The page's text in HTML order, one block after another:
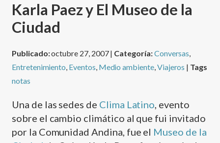
Karla Paez y El Museo de la
Ciudad
Publicado:octubre 27, 2007 | Categoría:Conversas
Entretenimiento Eventos Medio ambiente, Viajeros | Tags
notas
Una de las sedes de Clima Latino , evento
sobre el cambio climático al que fui invitado
por la Comunidad Andina, fue el Museo de la